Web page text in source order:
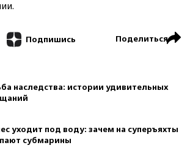
Подпишись Поделиться
наследства: истории удивительных
уходит под воду: зачем на суперъяхты
субмарины